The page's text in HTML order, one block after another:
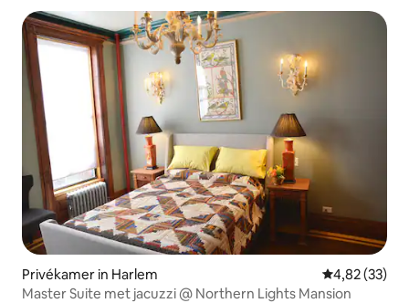
Privékamer in Harlem Gemiddelde
4,82 (33)
Master Suite met jacuzzi @ Northern Lights Mansion